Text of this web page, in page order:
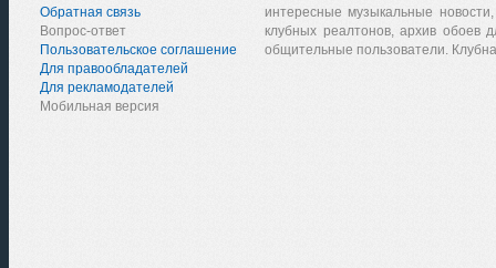
Обратная связь
Вопрос-ответ
Пользовательское соглашение
Для правообладателей
Для рекламодателей
Мобильная версия
интересные музыкальные
клубных реалтонов, архив обоев
общительные пользователи.